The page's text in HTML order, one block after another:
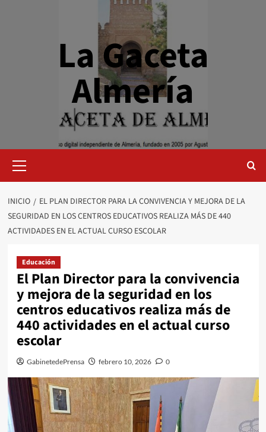
La Gaceta
Almería
primario
INICIO
EL PLAN DIRECTOR PARA LA CONVIVENCIA Y MEJORA DE LA
SEGURIDAD EN LOS CENTROS EDUCATIVOS REALIZA MÁS DE 440
ACTIVIDADES EN EL ACTUAL CURSO ESCOLAR
Educación
El Plan Director para la convivencia
y mejora de la seguridad en los
centros educativos realiza más de
440 actividades en el actual curso
escolar
GabinetedePrensa febrero 10, 2026 0